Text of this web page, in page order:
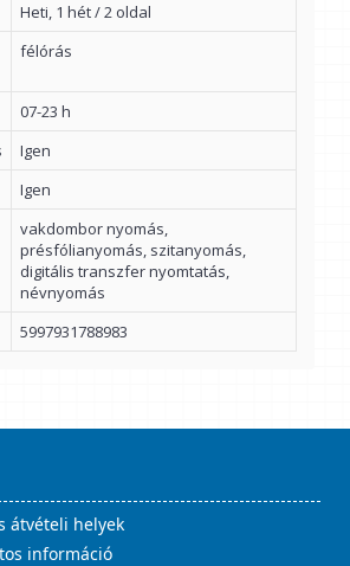
Heti, 1 hét / 2 oldal
félórás
07-23 h
Igen
Igen
vakdombor nyomás,
présfólianyomás, szitanyomás,
digitális transzfer nyomtatás,
névnyomás
5997931788983
átvételi helyek
információ